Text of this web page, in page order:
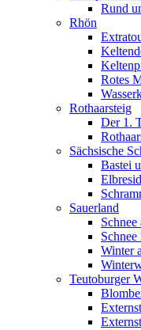
Rund
Rhön
Rotes
Rothaarsteig
Der 1.
Sächsische
Bastei
Sauerland
Winter
Teutoburger